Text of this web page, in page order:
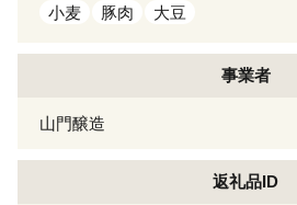
小麦 豚肉 大豆
事業者
山門醸造
返礼品ID